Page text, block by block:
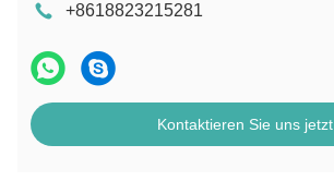
+8618823215281
Kontaktieren Sie uns jetzt